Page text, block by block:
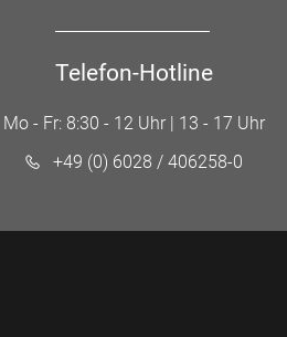
Telefon-Hotline
Mo - Fr: 8:30 - 12 Uhr | 13 - 17 Uhr
+49 (0) 6028 / 406258-0